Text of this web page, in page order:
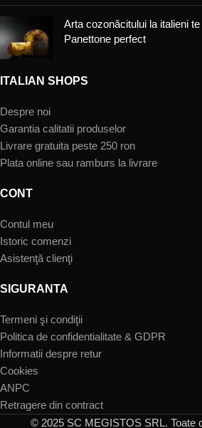
Arta cozonăcitului la italieni
Panettone perfect
ITALIAN SHOPS
Despre noi
Garantia calitatii produselor
Livrare gratuita peste 250 ron
Plata online sau ramburs la livrare
CONT
Contul meu
Istoric comenzi
Asistenţă clienţi
SIGURANTA
Termeni şi condiţii
Politica de confidentialitate & GDPR
Informatii despre retur
Cookies
ANPC
Retragere din contract
© 2025 SC MEGISTOS SRL. Toate